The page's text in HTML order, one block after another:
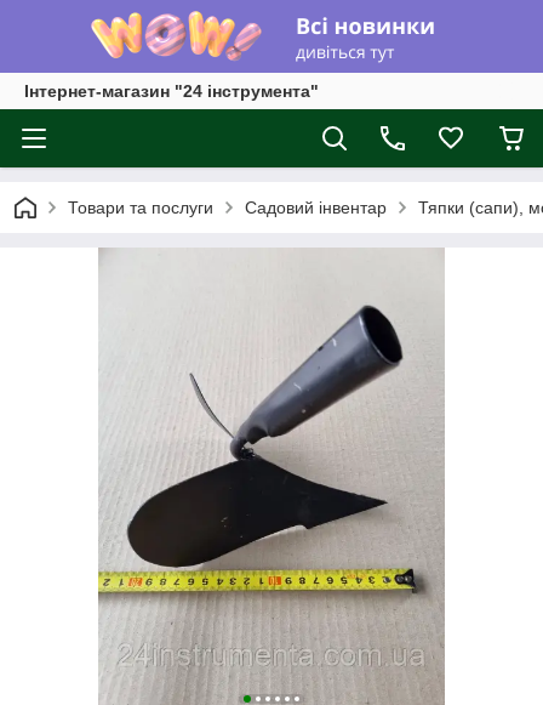
Інтернет-магазин "24 інструмента"
Товари та послуги Садовий інвентар Тяпки (сапи),